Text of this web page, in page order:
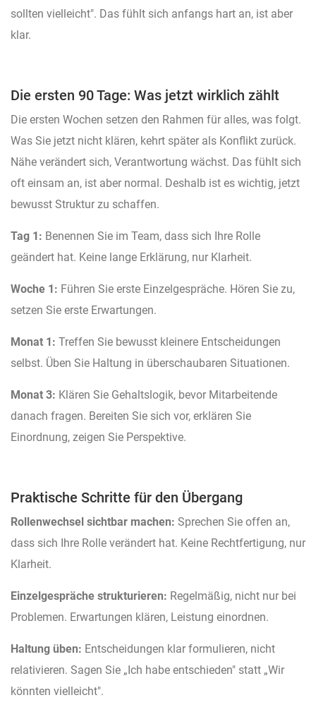
sollten vielleicht". Das fühlt sich anfangs hart an, ist aber
klar.
Die ersten 90 Tage: Was jetzt wirklich zählt
Die ersten Wochen setzen den Rahmen für alles, was folgt.
Was Sie jetzt nicht klären, kehrt später als Konflikt zurück.
Nähe verändert sich, Verantwortung wächst. Das fühlt sich
oft einsam an, ist aber normal. Deshalb ist es wichtig, jetzt
bewusst Struktur zu schaffen.
Tag 1: Benennen Sie im Team, dass sich Ihre Rolle
geändert hat. Keine lange Erklärung, nur Klarheit.
Woche 1: Führen Sie erste Einzelgespräche. Hören Sie zu,
setzen Sie erste Erwartungen.
Monat 1: Treffen Sie bewusst kleinere Entscheidungen
selbst. Üben Sie Haltung in überschaubaren Situationen.
Monat 3: Klären Sie Gehaltslogik, bevor Mitarbeitende
danach fragen. Bereiten Sie sich vor, erklären Sie
Einordnung, zeigen Sie Perspektive.
Praktische Schritte für den Übergang
Rollenwechsel sichtbar machen: Sprechen Sie offen an,
dass sich Ihre Rolle verändert hat. Keine Rechtfertigung, nur
Klarheit.
Einzelgespräche strukturieren: Regelmäßig, nicht nur bei
Problemen. Erwartungen klären, Leistung einordnen.
Haltung üben: Entscheidungen klar formulieren, nicht
relativieren. Sagen Sie „Ich habe entschieden" statt „Wir
könnten vielleicht".